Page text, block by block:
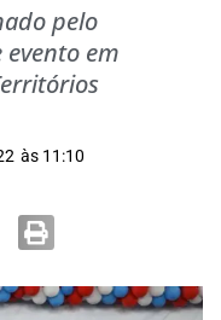
pelo
em
às 11:10